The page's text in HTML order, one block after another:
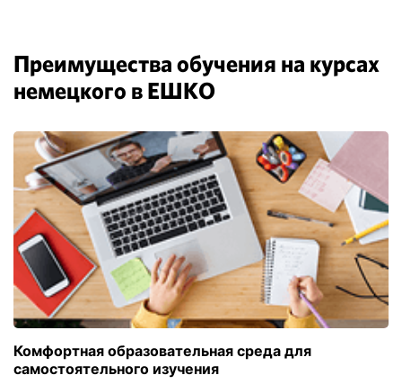
Преимущества обучения на курсах
немецкого в ЕШКО
Комфортная образовательная среда для
самостоятельного изучения